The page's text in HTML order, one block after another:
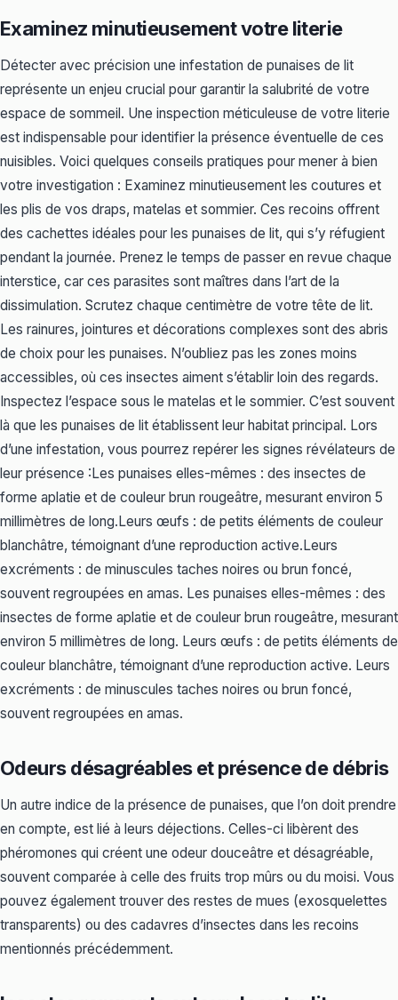
Examinez minutieusement votre literie
Détecter avec précision une infestation de punaises de lit
représente un enjeu crucial pour garantir la salubrité de votre
espace de sommeil. Une inspection méticuleuse de votre literie
est indispensable pour identifier la présence éventuelle de ces
nuisibles. Voici quelques conseils pratiques pour mener à bien
votre investigation : Examinez minutieusement les coutures et
les plis de vos draps, matelas et sommier. Ces recoins offrent
des cachettes idéales pour les punaises de lit, qui s’y réfugient
pendant la journée. Prenez le temps de passer en revue chaque
interstice, car ces parasites sont maîtres dans l’art de la
dissimulation. Scrutez chaque centimètre de votre tête de lit.
Les rainures, jointures et décorations complexes sont des abris
de choix pour les punaises. N’oubliez pas les zones moins
accessibles, où ces insectes aiment s’établir loin des regards.
Inspectez l’espace sous le matelas et le sommier. C’est souvent
là que les punaises de lit établissent leur habitat principal. Lors
d’une infestation, vous pourrez repérer les signes révélateurs de
leur présence :Les punaises elles-mêmes : des insectes de
forme aplatie et de couleur brun rougeâtre, mesurant environ 5
millimètres de long.Leurs œufs : de petits éléments de couleur
blanchâtre, témoignant d’une reproduction active.Leurs
excréments : de minuscules taches noires ou brun foncé,
souvent regroupées en amas. Les punaises elles-mêmes : des
insectes de forme aplatie et de couleur brun rougeâtre, mesurant
environ 5 millimètres de long. Leurs œufs : de petits éléments de
couleur blanchâtre, témoignant d’une reproduction active. Leurs
excréments : de minuscules taches noires ou brun foncé,
souvent regroupées en amas.
Odeurs désagréables et présence de débris
Un autre indice de la présence de punaises, que l’on doit prendre
en compte, est lié à leurs déjections. Celles-ci libèrent des
phéromones qui créent une odeur douceâtre et désagréable,
souvent comparée à celle des fruits trop mûrs ou du moisi. Vous
pouvez également trouver des restes de mues (exosquelettes
transparents) ou des cadavres d’insectes dans les recoins
mentionnés précédemment.